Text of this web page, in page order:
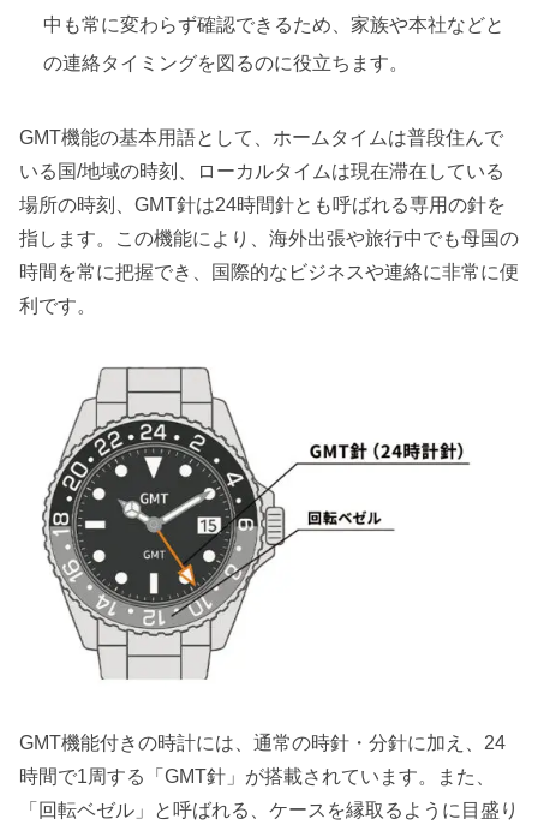
中も常に変わらず確認できるため、家族や本社などと
の連絡タイミングを図るのに役立ちます。
GMT機能の基本用語として、ホームタイムは普段住んで
いる国/地域の時刻、ローカルタイムは現在滞在している
場所の時刻、GMT針は24時間針とも呼ばれる専用の針を
指します。この機能により、海外出張や旅行中でも母国の
時間を常に把握でき、国際的なビジネスや連絡に非常に便
利です。
GMT機能付きの時計には、通常の時針・分針に加え、24
時間で1周する「GMT針」が搭載されています。また、
「回転ベゼル」と呼ばれる、ケースを縁取るように目盛り